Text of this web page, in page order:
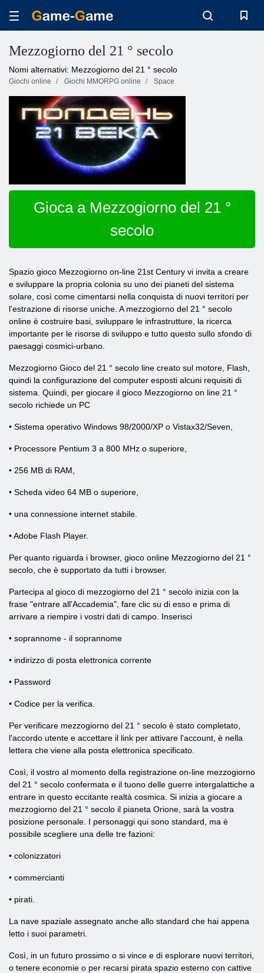
Mezzogiorno del 21 ° secolo
Nomi alternativi: Mezzogiorno del 21 ° secolo
Giochi online Giochi MMORPG online Space
Gioca a Mezzogiorno del 21 °
secolo
Spazio gioco Mezzogiorno on-line 21st Century vi invita a creare
e sviluppare la propria colonia su uno dei pianeti del sistema
solare, così come cimentarsi nella conquista di nuovi territori per
l'estrazione di risorse uniche. A mezzogiorno del 21 ° secolo
online è costruire basi, sviluppare le infrastrutture, la ricerca
importante per le risorse di sviluppo e tutto questo sullo sfondo di
paesaggi cosmici-urbano.
Mezzogiorno Gioco del 21 ° secolo line creato sul motore, Flash,
quindi la configurazione del computer esposti alcuni requisiti di
sistema. Quindi, per giocare il gioco Mezzogiorno on line 21 °
secolo richiede un PC
• Sistema operativo Windows 98/2000/XP o Vistax32/Seven,
• Processore Pentium 3 a 800 MHz o superiore,
• 256 MB di RAM,
• Scheda video 64 MB o superiore,
• una connessione internet stabile.
• Adobe Flash Player.
Per quanto riguarda i browser, gioco online Mezzogiorno del 21 °
secolo, che è supportato da tutti i browser.
Partecipa al gioco di mezzogiorno del 21 ° secolo inizia con la
frase "entrare all'Accademia", fare clic su di esso e prima di
arrivare a riempire i vostri dati di campo. Inserisci
• soprannome - il soprannome
• indirizzo di posta elettronica corrente
• Password
• Codice per la verifica.
Per verificare mezzogiorno del 21 ° secolo è stato completato,
l'accordo utente e accettare il link per attivare l'account, è nella
lettera che viene alla posta elettronica specificato.
Così, il vostro al momento della registrazione on-line mezzogiorno
del 21 ° secolo confermata e il tuono delle guerre intergalattiche a
entrare in questo eccitante realtà cosmica. Si inizia a giocare a
mezzogiorno del 21 ° secolo il pianeta Orione, sarà la vostra
posizione personale. I personaggi qui sono standard, ma è
possibile scegliere una delle tre fazioni:
• colonizzatori
• commercianti
• pirati.
La nave spaziale assegnato anche allo standard che hai appena
letto i suoi parametri.
Così, in un futuro prossimo o si vince e di esplorare nuovi territori,
o tenere economie o per recarsi pirata spazio esterno con cattive